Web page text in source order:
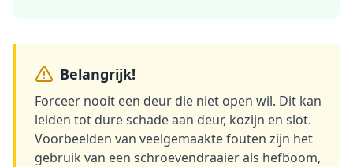
Belangrijk!
Forceer nooit een deur die niet open wil. Dit kan
leiden tot dure schade aan deur, kozijn en slot.
Voorbeelden van veelgemaakte fouten zijn het
gebruik van een schroevendraaier als hefboom,